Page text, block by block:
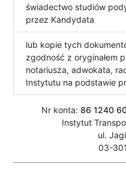
świadectwo studiów
przez Kandydata
lub kopie tych
zgodność z oryginałem
notariusza, adwokata,
Instytutu na podstawie
Nr konta: 86 1240
Instytut
ul.
03-